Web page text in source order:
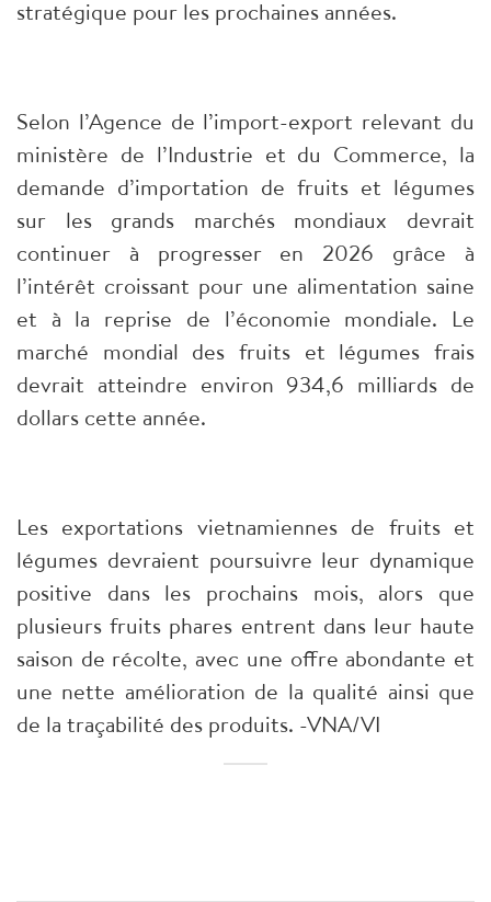
stratégique pour les prochaines années.
Selon l’Agence de l’import-export relevant du
ministère de l’Industrie et du Commerce, la
demande d’importation de fruits et légumes
sur les grands marchés mondiaux devrait
continuer à progresser en 2026 grâce à
l’intérêt croissant pour une alimentation saine
et à la reprise de l’économie mondiale. Le
marché mondial des fruits et légumes frais
devrait atteindre environ 934,6 milliards de
dollars cette année.
Les exportations vietnamiennes de fruits et
légumes devraient poursuivre leur dynamique
positive dans les prochains mois, alors que
plusieurs fruits phares entrent dans leur haute
saison de récolte, avec une offre abondante et
une nette amélioration de la qualité ainsi que
de la traçabilité des produits. -VNA/VI